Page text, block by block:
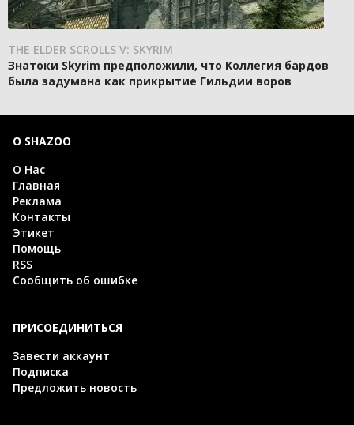
THE ELDER SCROLLS V: SKYRIM
Знатоки Skyrim предположили, что Коллегия бардов
была задумана как прикрытие Гильдии воров
О SHAZOO
О Нас
Главная
Реклама
Контакты
Этикет
Помощь
RSS
Сообщить об ошибке
ПРИСОЕДИНИТЬСЯ
Завести аккаунт
Подписка
Предложить новость